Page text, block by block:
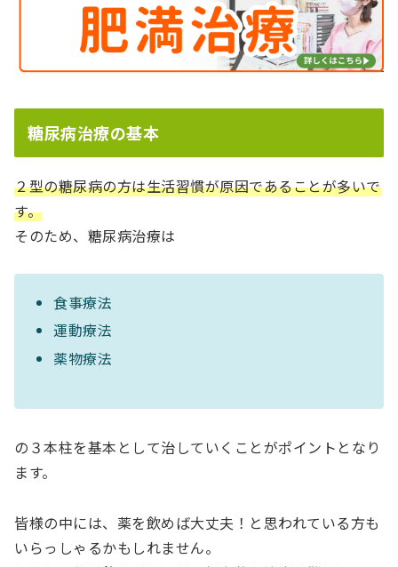
糖尿病治療の基本
２型の糖尿病の方は生活習慣が原因であることが多いで
す。
そのため、糖尿病治療は
食事療法
運動療法
薬物療法
の３本柱を基本として治していくことがポイントとなり
ます。
皆様の中には、薬を飲めば大丈夫！と思われている方も
いらっしゃるかもしれません。